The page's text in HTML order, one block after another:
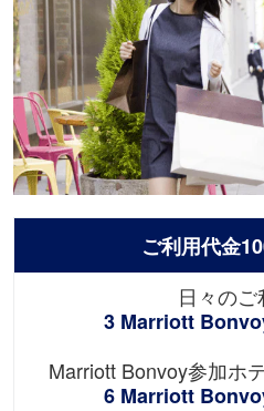
ご利用代金
日々の
3 Marriott
Marriott Bonvoy参加ホ
6 Marriott